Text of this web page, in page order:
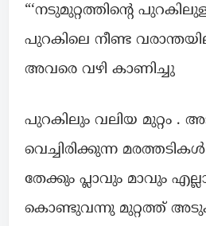
“‘നടുമുറ്റത്തിന്റെ
പുറകിലെ നീണ്ട
അവരെ വഴി കാണിച്ചു
പുറകിലും വലിയ മുറ്റം .
വെച്ചിരിക്കുന്ന
തേക്കും പ്ലാവും മാവും
കൊണ്ടുവന്നു മുറ്റത്ത്